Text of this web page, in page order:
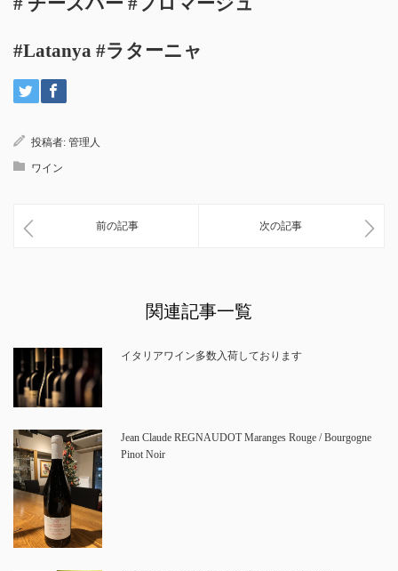
#Latanya #ラターニャ
投稿者: 管理人
ワイン
前の記事 次の記事
関連記事一覧
イタリアワイン多数入荷しております
Jean Claude REGNAUDOT Maranges Rouge / Bourgogne
Pinot Noir